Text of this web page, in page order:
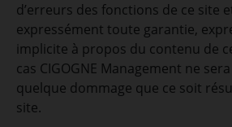
d’erreurs des fonctions de ce site
expressément toute garantie,
implicite à propos du contenu de
cas CIGOGNE Management ne
quelque dommage que ce soit
site.